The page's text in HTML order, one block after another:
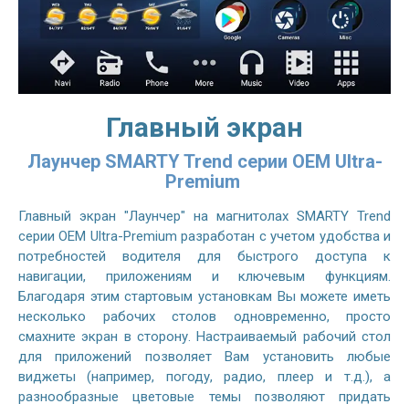
Главный экран
Лаунчер SMARTY Trend серии OEM Ultra-
Premium
Главный экран "Лаунчер" на магнитолах SMARTY Trend
серии OEM Ultra-Premium разработан с учетом удобства и
потребностей водителя для быстрого доступа к
навигации, приложениям и ключевым функциям.
Благодаря этим стартовым установкам Вы можете иметь
несколько рабочих столов одновременно, просто
смахните экран в сторону. Настраиваемый рабочий стол
для приложений позволяет Вам установить любые
виджеты (например, погоду, радио, плеер и т.д.), а
разнообразные цветовые темы позволяют придать